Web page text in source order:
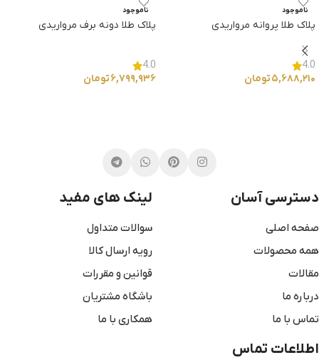
ناموجود
پلاک طلا پروانه مرواریدی
4.0
۵,۶۸۸,۲۱۰تومان
ناموجود
پلاک طلا دونه برف مرواریدی
4.0
۶,۷۹۹,۹۳۶تومان
دسترسی آسان
صفحه اصلی
همه محصولات
مقالات
درباره ما
تماس با ما
لینک های مفید
سوالات متداول
رویه ارسال کالا
قوانین و مقررات
باشگاه مشتریان
همکاری با ما
اطلاعات تماس